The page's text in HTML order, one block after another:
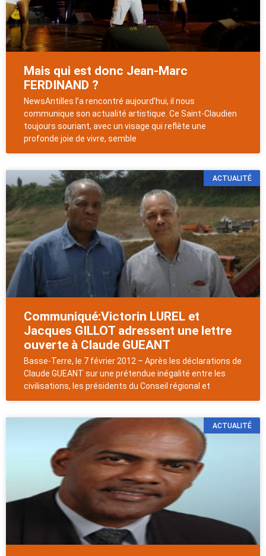
Mais qui est donc Jean-Marc
FERDINAND ?
NewsAntilles l’a rencontré aujourd’hui, il nous
communique son actualité artistique. Ce Saint-Claudien
toujours souriant, avec un visage qui reflète une
profonde joie de vivre, semble
ACTUALITÉ
Communiqué:Victorin LUREL et
Jacques GILLOT adressent une lettre
ouverte à Claude GUEANT
Basse-Terre, le 7 février 2012 – Après les déclarations de
Claude GUEANT sur une prétendue inégalité entre les
civilisations, les présidents du Conseil régional et
ACTUALITÉ